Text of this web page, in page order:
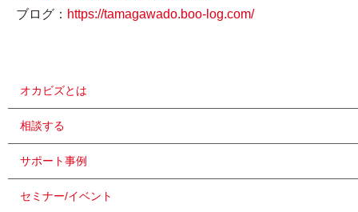
ブログ： https://tamagawado.boo-log.com/
オカビズとは
相談する
サポート事例
セミナー/イベント